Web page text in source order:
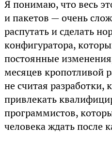
Я понимаю, что весь
и пакетов — очень
распутать и сделать
конфигуратора,
постоянные
месяцев кропотливой
не считая разработки,
привлекать
программистов,
человека ждать после